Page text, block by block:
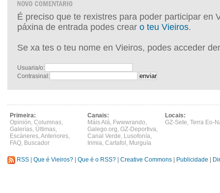
É preciso que te rexistres para poder participar en
páxina de entrada podes crear o teu Vieiros.
Se xa tes o teu nome en Vieiros, podes acceder
Usuaria/o:
Contrasinal:
Primeira:
Opinión, Columnas,
Galerías, Últimas,
Escáneres,Anteriores,
FAQ, Buscador
Canais:
Máis Alá, Fwwwrando,
Galego.org, GZ-Deportiva,
Canal Verde, Lusofonía,
Irimia, Cartafol , Murguía
Locais:
GZ-Sete, Terra Eo-
RSS Que é Vieiros? Que é o RSS? Creative Commons Publicidade